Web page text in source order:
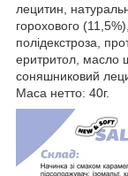
лецитин,
горохового
полідекстроза,
еритритол, масло
соняшниковий
Маса нетто: 40г.